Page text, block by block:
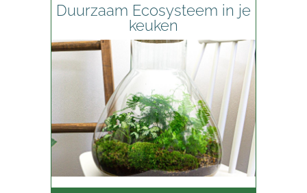
Duurzaam Ecosysteem in je
keuken